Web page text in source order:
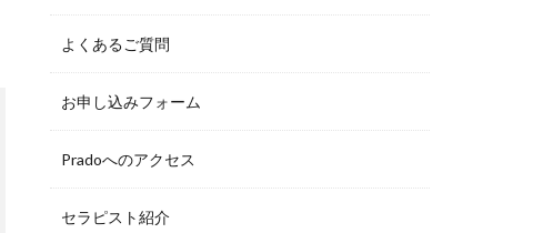
よくあるご質問
お申し込みフォーム
Pradoへのアクセス
セラピスト紹介